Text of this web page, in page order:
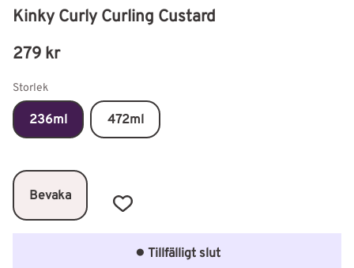
Kinky Curly Curling Custard
279 kr
Storlek
236ml 472ml
Lägg till i favoriter
Bevaka
Tillfälligt slut